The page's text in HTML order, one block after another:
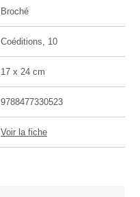
Broché
Coéditions, 10
17 x 24 cm
9788477330523
Voir la fiche